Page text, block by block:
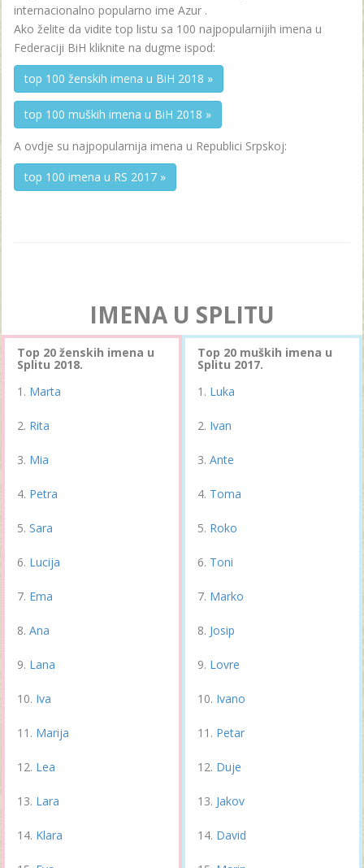
internacionalno popularno ime Azur .
Ako želite da vidite top listu sa 100 najpopularnijih imena u
Federaciji BiH kliknite na dugme ispod:
top 100 ženskih imena u BiH 2018 »
top 100 muških imena u BiH 2018 »
A ovdje su najpopularnija imena u Republici Srpskoj:
top 100 imena u RS 2017 »
IMENA U SPLITU
Top 20 ženskih imena u
Splitu 2018.
Marta
Rita
Mia
Petra
Sara
Lucija
Ema
Ana
Lana
Iva
Marija
Lea
Lara
Klara
Top 20 muških imena u
Splitu 2017.
Luka
Ivan
Ante
Toma
Roko
Toni
Marko
Josip
Lovre
Ivano
Petar
Duje
Jakov
David